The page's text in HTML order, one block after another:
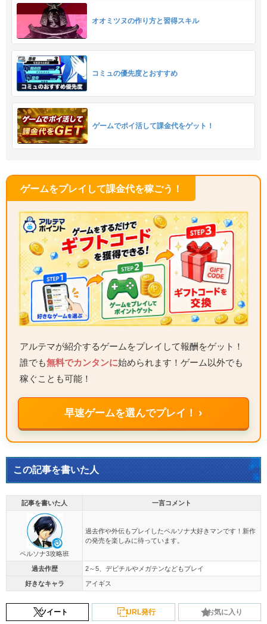
オオミツヌの作り方と習得スキル
コミュの優先度とおすすめ
ゲームでポイ活して課金代をゲット！
ゲームをプレイして課金代を稼ごう！
アルテマが紹介するゲームをプレイして報酬をゲット！
誰でも無料でカンタンに始められます！ゲーム以外でも
稼ぐことも可能！
早速ゲームを選んでプレイ！ ›
この記事を書いた人
記事を書いた人 一言コメント
ペルソナ3攻略班
過去作や外伝もプレイしたペルソナ大好きマンです！新作
の発売を楽しみに待っています。
過去作歴 2～5、デビチルやメガテンなどもプレイ
好きなキャラ アイギス
ツイート URL発行 お気に入り